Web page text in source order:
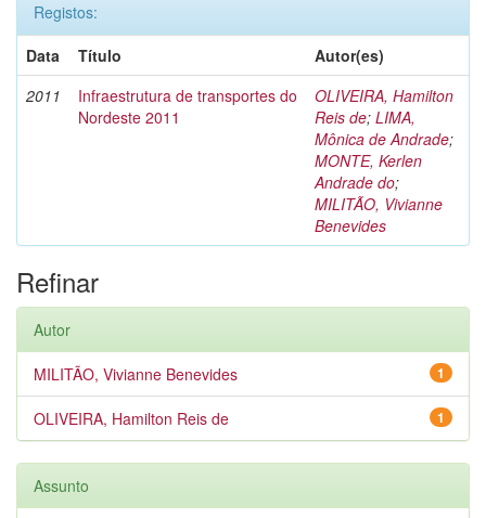
Registos:
Data
Título
Autor(es)
2011
Infraestrutura de transportes do
Nordeste 2011
OLIVEIRA, Hamilton
Reis de; LIMA,
Mônica de Andrade;
MONTE, Kerlen
Andrade do;
MILITÃO, Vivianne
Benevides
Refinar
Autor
1
MILITÃO, Vivianne Benevides
1
OLIVEIRA, Hamilton Reis de
Assunto